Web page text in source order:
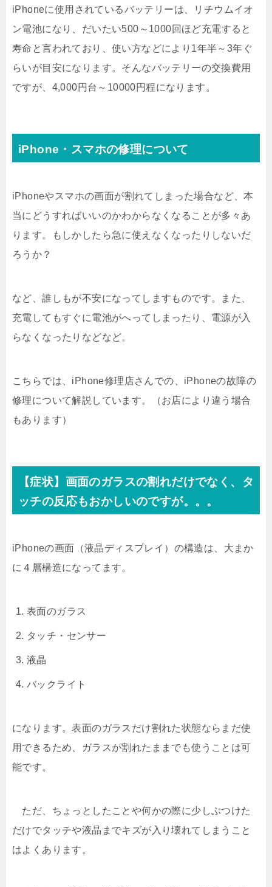
iPhoneに使用されているバッテリーは、リチウムイオ
ン電池になり、だいたい500～1000回ほど充電すると
寿命と言われており、使い方などにより1年半～3年ぐ
らいが目安になります。そんなバッテリーの交換費用
ですが、4,000円台～10000円程になります。
iPhone・スマホの修理について
iPhoneやスマホの画面が割れてしまった場合など、本
当にどうすればいいのかわからなくなることが多々あ
ります。もしかしたら急に使えなくなったりしないだ
ろうか？
など、誰しもが不安になってしますものです。また、
充電してもすぐに電池がへってしまったり、電源が入
らなくなったりなどなど。
こちらでは、iPhone修理店さんでの、iPhoneの故障の
修理について解説しています。（お店により違う場合
もあります）
【症状】画面のガラスの割れだけでなく、タ
ッチの反応もおかしいのですが。。。
iPhoneの画面（液晶ディスプレイ）の構造は、大まか
に４層構造になってます。
表面のガラス
タッチ・センサー
液晶
バックライト
になります。表面のガラスだけ割れた状態ならまだ使
用できるため、ガラスが割れたままでも使うことは可
能です。
ただ、ちょっとしたことや何かの際に少しぶつけた
だけでタッチや液晶までキズが入り壊れてしまうこと
はよくあります。